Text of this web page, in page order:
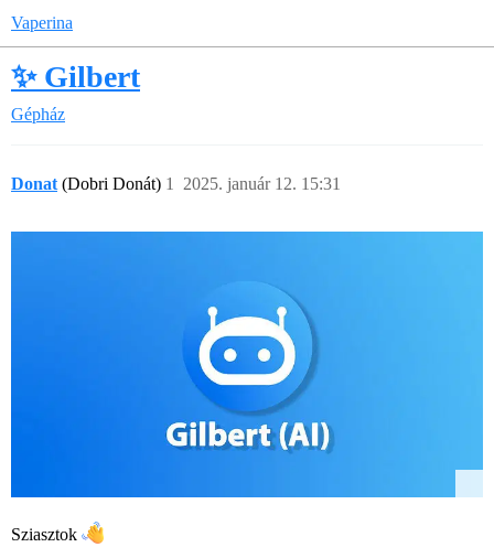
Vaperina
✨ Gilbert
Gépház
Donat (Dobri Donát) 2025. január 12. 15:31
1
Sziasztok